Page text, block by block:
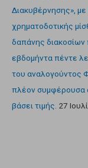
Διακυβέρνησης»,
χρηματοδοτικής
δαπάνης διακοσίων
εβδομήντα πέντε
του αναλογούντος
πλέον συμφέρουσα
βάσει τιμής. 27